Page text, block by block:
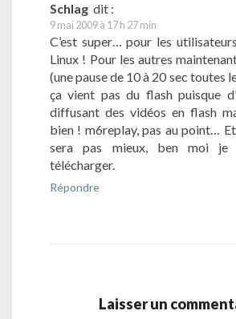
Schlag dit :
9 mai 2009 à 17 h 27 min
C’est super… pour les
Linux ! Pour les autres
(une pause de 10 à 20 sec toutes
ça vient pas du flash puisque
diffusant des vidéos en flash
bien ! m6replay, pas au point…
sera pas mieux, ben moi je
télécharger.
Répondre
Laisser un